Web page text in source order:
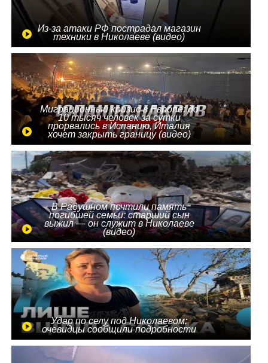
Из-за атаки РФ пострадал магазин
техники в Николаеве (видео)
Миграционный кризис в Европе: до
10 тысяч человек за сутки
прорвались в Испанию, Италия
хочет закрыть границу (видео)
В Радушном почтили память
погибшей семьи: старший сын
выжил — он служит в Николаеве
(видео)
Удар по селу под Николаевом:
очевидцы сообщили подробности